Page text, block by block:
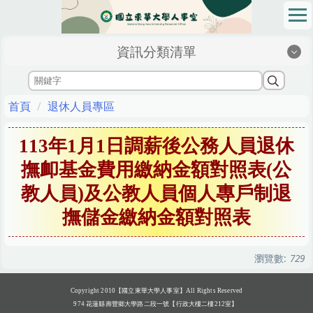
區
資訊分類清單
首頁 退休人員專區
113年1月1日調薪後公務人員退休
撫卹基金費用繳納金額對照表(公
教人員)及公教人員個人專戶制退
撫儲金繳納金額對照表
瀏覽數: 729
Copyright 2010【國立東華大學人事室】All Rights Reserved
974 花蓮縣壽豐鄉大學路二段一號【行政大樓二樓212室】